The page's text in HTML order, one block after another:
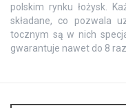
polskim rynku łożysk.
składane, co pozwala
tocznym są w nich
gwarantuje nawet do 8